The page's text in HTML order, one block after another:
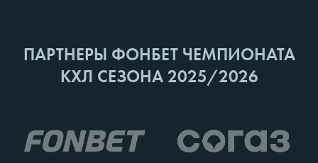
ПАРТНЕРЫ ФОНБЕТ ЧЕМПИОНАТА
КХЛ СЕЗОНА 2025/2026